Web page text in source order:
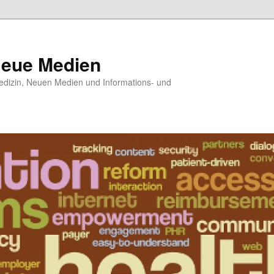
Medien
Neuen Medien und Informations- und